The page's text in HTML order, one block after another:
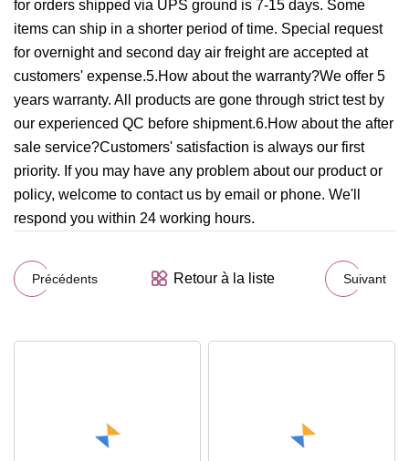
for orders shipped via UPS ground is 7-15 days. Some
items can ship in a shorter period of time. Special request
for overnight and second day air freight are accepted at
customers' expense.5.How about the warranty?We offer 5
years warranty. All products are gone through strict test by
our experienced QC before shipment.6.How about the after
sale service?Customers' satisfaction is always our first
priority. If you may have any problem about our product or
policy, welcome to contact us by email or phone. We'll
respond you within 24 working hours.
Précédents Retour à la liste Suivant